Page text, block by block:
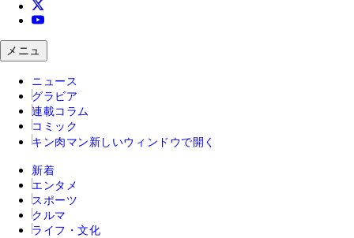
メニュ
ニュース
グラビア
連載コラム
コミック
キン肉マン 新しいウィンドウで開く
新着
エンタメ
スポーツ
クルマ
ライフ・文化